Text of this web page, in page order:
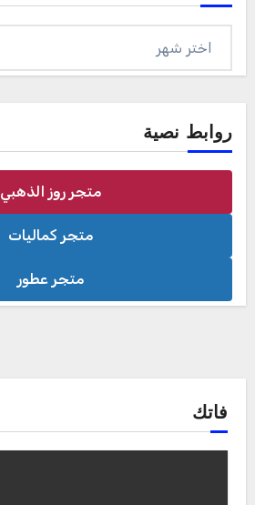
روابط نصية
متجر روز الذهبي
متجر كماليات
متجر عطور
فاتك